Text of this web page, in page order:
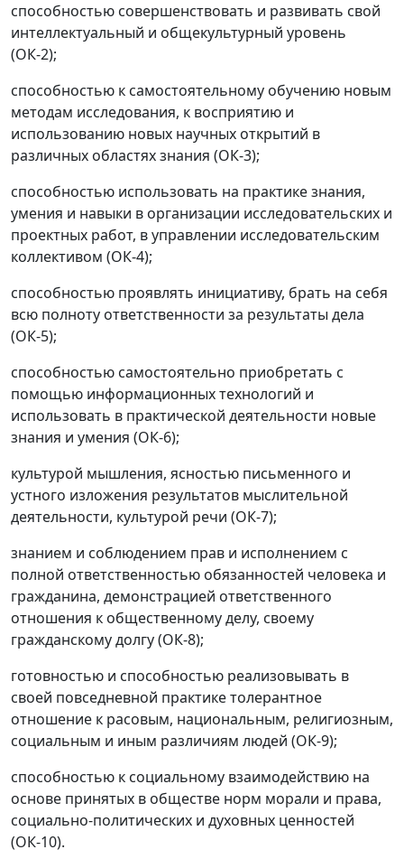
способностью совершенствовать и развивать свой
интеллектуальный и общекультурный уровень
(ОК-2);
способностью к самостоятельному обучению новым
методам исследования, к восприятию и
использованию новых научных открытий в
различных областях знания (ОК-3);
способностью использовать на практике знания,
умения и навыки в организации исследовательских и
проектных работ, в управлении исследовательским
коллективом (ОК-4);
способностью проявлять инициативу, брать на себя
всю полноту ответственности за результаты дела
(ОК-5);
способностью самостоятельно приобретать с
помощью информационных технологий и
использовать в практической деятельности новые
знания и умения (ОК-6);
культурой мышления, ясностью письменного и
устного изложения результатов мыслительной
деятельности, культурой речи (ОК-7);
знанием и соблюдением прав и исполнением с
полной ответственностью обязанностей человека и
гражданина, демонстрацией ответственного
отношения к общественному делу, своему
гражданскому долгу (ОК-8);
готовностью и способностью реализовывать в
своей повседневной практике толерантное
отношение к расовым, национальным, религиозным,
социальным и иным различиям людей (ОК-9);
способностью к социальному взаимодействию на
основе принятых в обществе норм морали и права,
социально-политических и духовных ценностей
(ОК-10).